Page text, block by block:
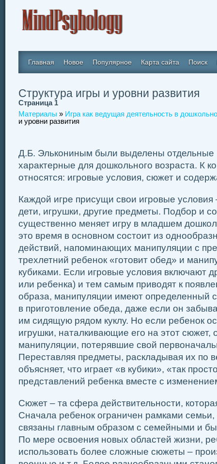
Главная Новое Популярное Карта сайта Поиск
Структура игры и уровни развития
Страница 1
Материалы » Игра как ведущая деятельность в
и уровни развития
Д.Б. Элькониным были выделены отдельные
характерные для дошкольного возраста. К
относятся: игровые условия, сюжет и
Каждой игре присущи свои игровые
дети, игрушки, другие предметы. Подбор и
существенно меняет игру в младшем
это время в основном состоит из
действий, напоминающих манипуляции с
трехлетний ребенок «готовит обед» и
кубиками. Если игровые условия включают
или ребенка) и тем самым приводят к
образа, манипуляции имеют определенный
в приготовление обеда, даже если он
им сидящую рядом куклу. Но если ребенок
игрушки, наталкивающие его на этот сюжет,
манипуляции, потерявшие свой
Переставляя предметы, раскладывая их по
объясняет, что играет «в кубики», «так
представлений ребенка вместе с
Сюжет – та сфера действительности,
Сначала ребенок ограничен рамками семьи,
связаны главным образом с семейными и
По мере освоения новых областей жизни,
использовать более сложные сюжеты –